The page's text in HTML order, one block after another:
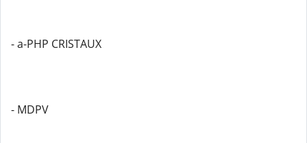
- a-PHP CRISTAUX
- MDPV